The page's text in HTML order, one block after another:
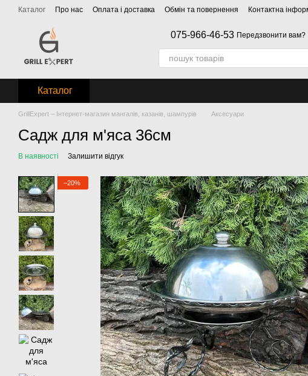
Перейти до основного контенту
Каталог Про нас Оплата і доставка Обмін та повернення Контактна
075-966-46-53 Передзвонити вам?
Каталог
GrillExpert – Інтернет-магазин мангалів, казанів, шампурів Аксесуари
Садж для м'яса 36см
В наявності Залишити відгук
−20%